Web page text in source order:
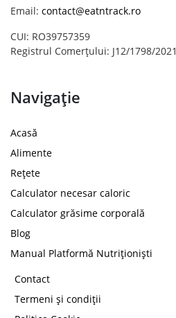
Email: contact@eatntrack.ro
CUI: RO39757359
Registrul Comerțului: J12/1798/2021
Navigație
Acasă
Alimente
Rețete
Calculator necesar caloric
Calculator grăsime corporală
Blog
Manual Platformă Nutriționiști
Contact
Termeni și condiții